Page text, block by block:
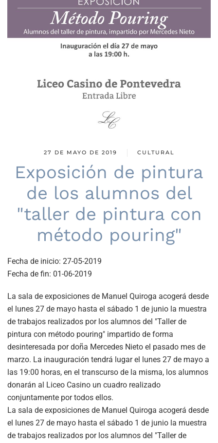
27 DE MAYO DE 2019 CULTURAL
Exposición de pintura
de los alumnos del
"taller de pintura con
método pouring"
Fecha de inicio: 27-05-2019
Fecha de fin: 01-06-2019
La sala de exposiciones de Manuel Quiroga acogerá desde
el lunes 27 de mayo hasta el sábado 1 de junio la muestra
de trabajos realizados por los alumnos del "Taller de
pintura con método pouring" impartido de forma
desinteresada por doña Mercedes Nieto el pasado mes de
marzo. La inauguración tendrá lugar el lunes 27 de mayo a
las 19:00 horas, en el transcurso de la misma, los alumnos
donarán al Liceo Casino un cuadro realizado
conjuntamente por todos ellos.
La sala de exposiciones de Manuel Quiroga acogerá desde
el lunes 27 de mayo hasta el sábado 1 de junio la muestra
de trabajos realizados por los alumnos del "Taller de